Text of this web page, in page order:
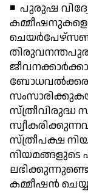
◾ പുരുഷ
ചെയര്‍പേഴ്സണ്‍
സ്ത്രീവിരുദ്ധ
സ്ത്രീപക്ഷ
നിയമങ്ങളുടെ
കമ്മീഷന്‍